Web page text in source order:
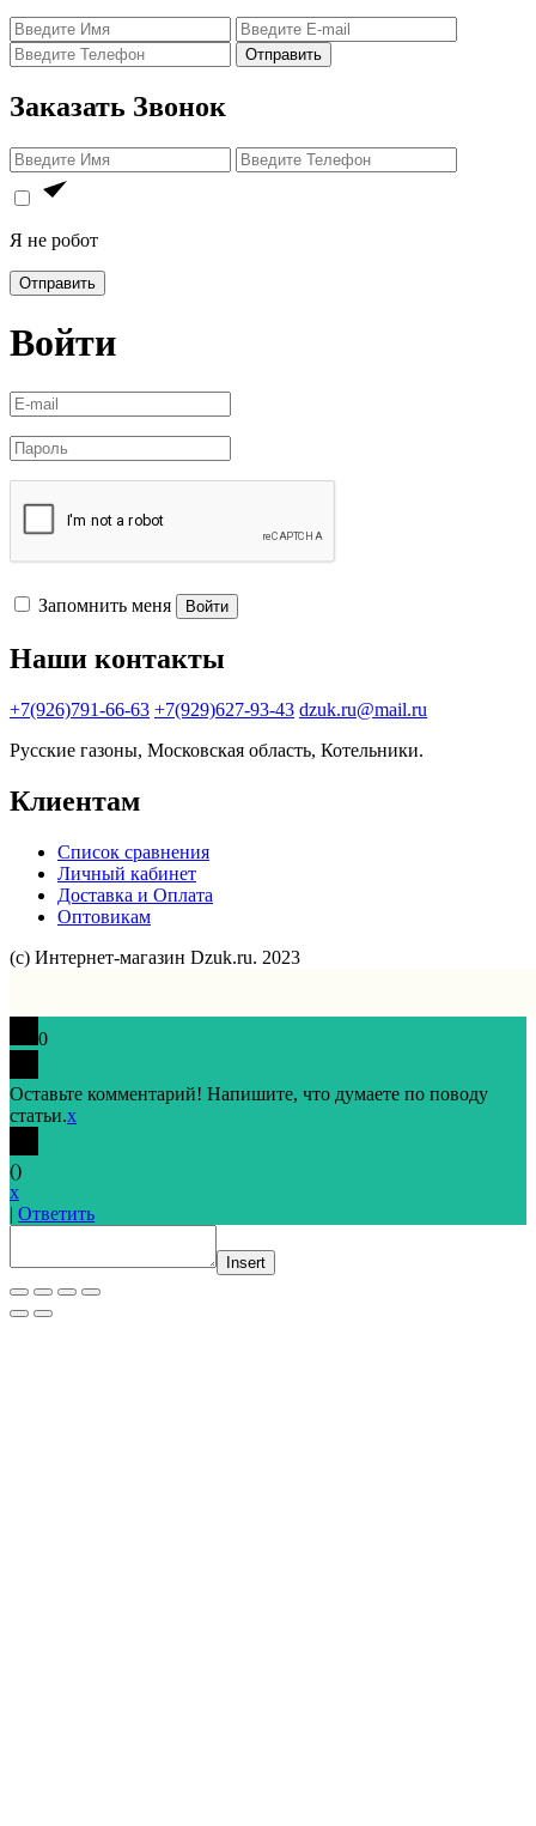
Отправить
Заказать Звонок
Я не робот
Отправить
Войти
Запомнить меня Войти
Наши контакты
+7(926)791-66-63 +7(929)627-93-43 dzuk.ru@mail.ru
Русские газоны, Московская область, Котельники.
Клиентам
Список сравнения
Личный кабинет
Доставка и Оплата
Оптовикам
(с) Интернет-магазин Dzuk.ru. 2023
0
Оставьте комментарий! Напишите, что думаете по поводу
статьи.x
()
x
| Ответить
Insert